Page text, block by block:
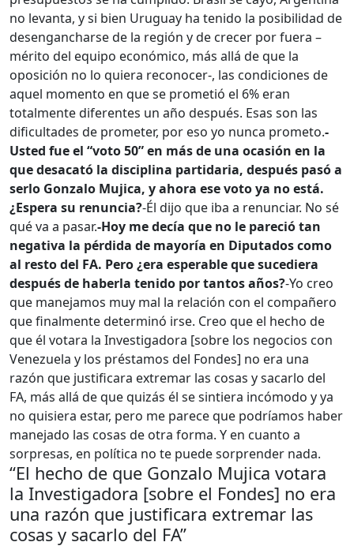
no levanta, y si bien Uruguay ha tenido la posibilidad de
desengancharse de la región y de crecer por fuera –
mérito del equipo económico, más allá de que la
oposición no lo quiera reconocer-, las condiciones de
aquel momento en que se prometió el 6% eran
totalmente diferentes un año después. Esas son las
dificultades de prometer, por eso yo nunca prometo.-
Usted fue el “voto 50” en más de una ocasión en la
que desacató la disciplina partidaria, después pasó a
serlo Gonzalo Mujica, y ahora ese voto ya no está.
¿Espera su renuncia?-Él dijo que iba a renunciar. No sé
qué va a pasar.-Hoy me decía que no le pareció tan
negativa la pérdida de mayoría en Diputados como
al resto del FA. Pero ¿era esperable que sucediera
después de haberla tenido por tantos años?-Yo creo
que manejamos muy mal la relación con el compañero
que finalmente determinó irse. Creo que el hecho de
que él votara la Investigadora [sobre los negocios con
Venezuela y los préstamos del Fondes] no era una
razón que justificara extremar las cosas y sacarlo del
FA, más allá de que quizás él se sintiera incómodo y ya
no quisiera estar, pero me parece que podríamos haber
manejado las cosas de otra forma. Y en cuanto a
sorpresas, en política no te puede sorprender nada.
“El hecho de que Gonzalo Mujica votara
la Investigadora [sobre el Fondes] no era
una razón que justificara extremar las
cosas y sacarlo del FA”